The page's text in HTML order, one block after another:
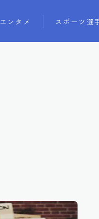
エンタメ スポーツ選